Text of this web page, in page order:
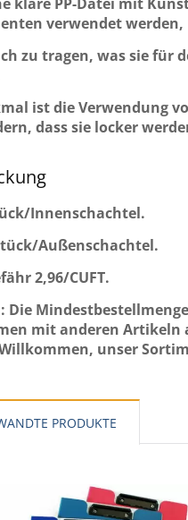
verwendet
zu tragen, was sie für
ist die Verwendung
dass sie locker
Innenschachtel.
Außenschachtel.
2,96/CUFT.
Die
mit anderen Artikeln
unser
PRODUKTE